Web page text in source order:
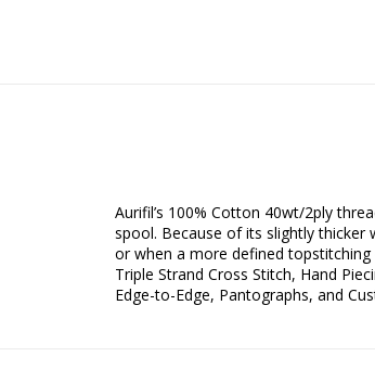
Aurifil’s 100% Cotton 40wt/2ply
spool. Because of its slightly
or when a more defined
Triple Strand Cross Stitch, Hand